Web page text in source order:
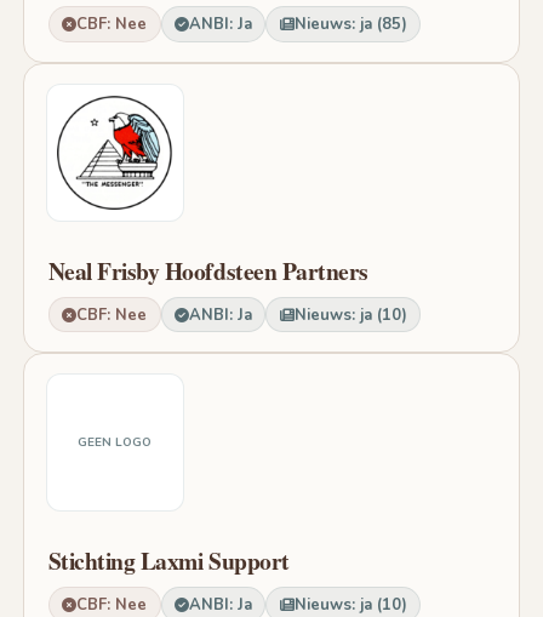
CBF: Nee ANBI: Ja Nieuws: ja (85)
Neal Frisby Hoofdsteen Partners
CBF: Nee ANBI: Ja Nieuws: ja (10)
GEEN LOGO
Stichting Laxmi Support
CBF: Nee ANBI: Ja Nieuws: ja (10)